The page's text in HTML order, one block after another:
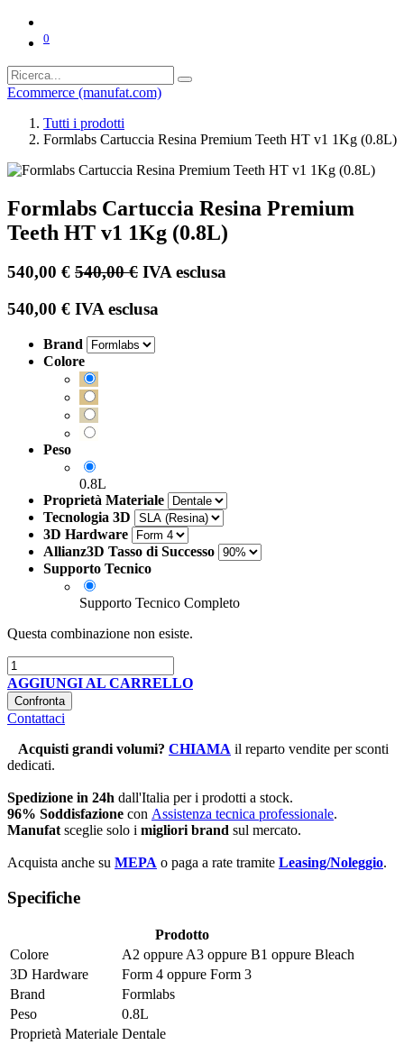
0
Ecommerce (manufat.com)
Tutti i prodotti
Formlabs Cartuccia Resina Premium Teeth HT v1 1Kg (0.8L)
Formlabs Cartuccia Resina Premium
Teeth HT v1 1Kg (0.8L)
540,00 € 540,00€ IVA esclusa
540,00 € IVA esclusa
Brand
Colore
Peso
0.8L
Proprietà Materiale
Tecnologia 3D
3D Hardware
Allianz3D Tasso di Successo
Supporto Tecnico
Supporto Tecnico Completo
Questa combinazione non esiste.
AGGIUNGI AL CARRELLO
Confronta
Contattaci
Acquisti grandi volumi? CHIAMA il reparto vendite per sconti
dedicati.
Spedizione in 24h dall'Italia per i prodotti a stock.
96% Soddisfazione con Assistenza tecnica professionale.
Manufat sceglie solo i migliori brand sul mercato.
Acquista anche su MEPA o paga a rate tramite Leasing/Noleggio.
Specifiche
Prodotto
Colore
A2 oppure A3 oppure B1 oppure Bleach
3D Hardware
Form 4 oppure Form 3
Brand
Formlabs
Peso
0.8L
Proprietà Materiale Dentale